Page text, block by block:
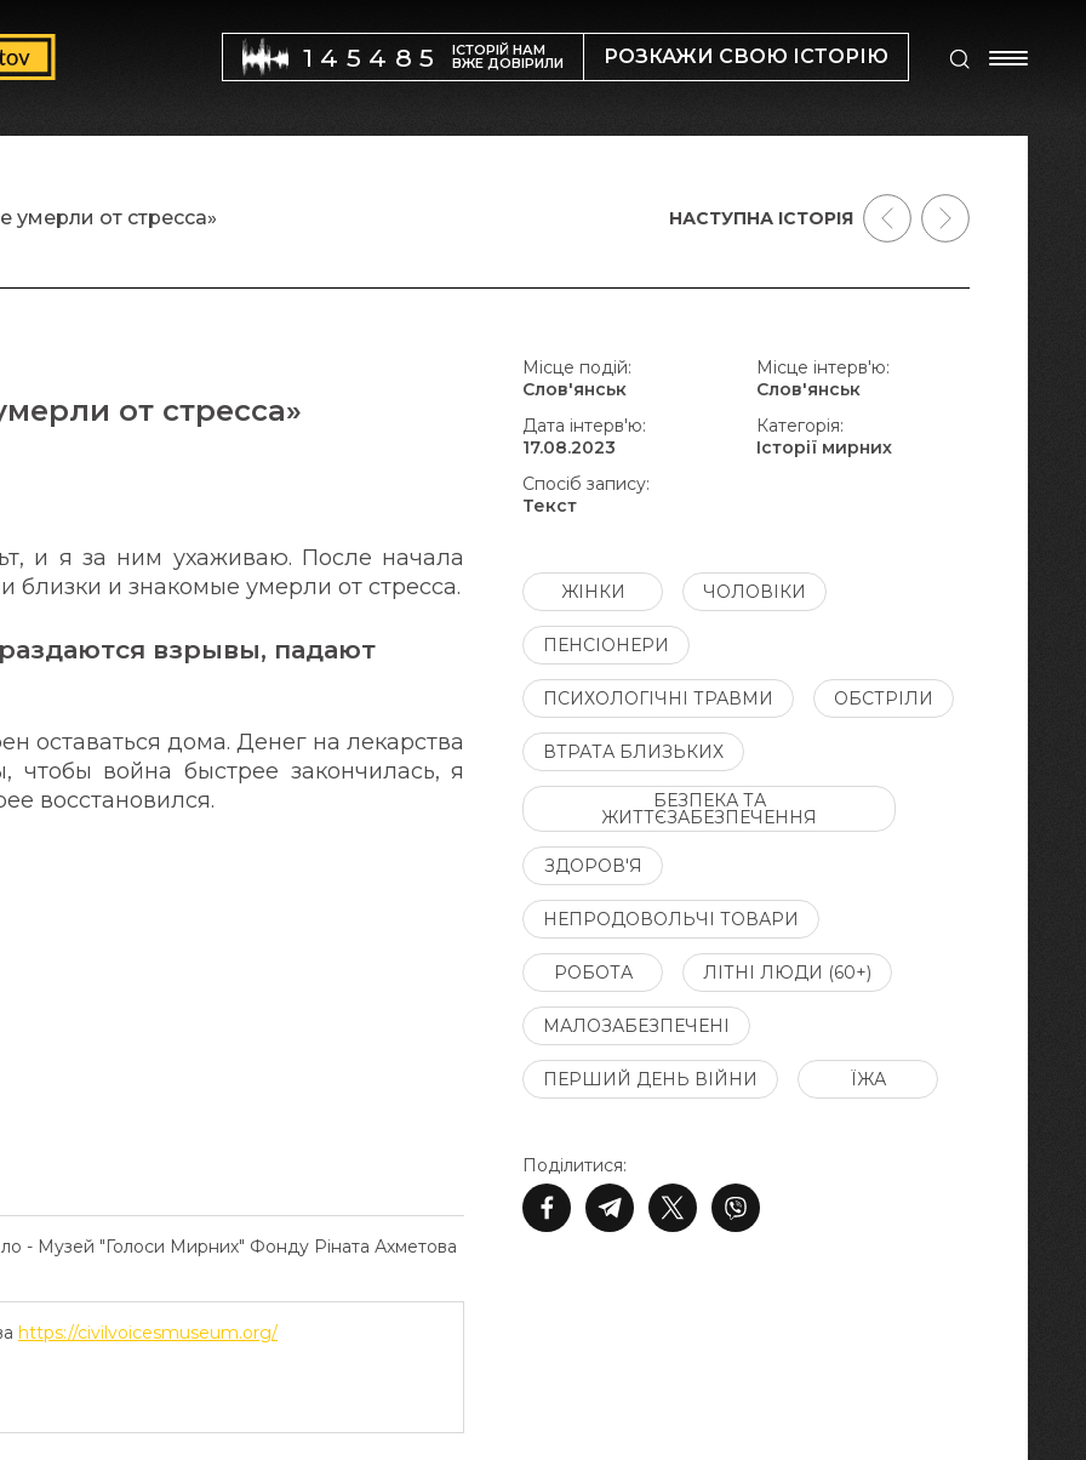
145485 ІСТОРІЙ НАМ
ВЖЕ ДОВІРИЛИ РОЗКАЖИ СВОЮ ІСТОРІЮ
от стресса»
и я за ним ухаживаю. После начала
и знакомые умерли от стресса.
взрывы, падают
оставаться дома. Денег на лекарства
чтобы война быстрее закончилась, я
восстановился.
- Музей "Голоси Мирних" Фонду Ріната Ахметова
https://civilvoicesmuseum.org/
от стресса»
Поділитися:
Місце подій:
Слов'янськ
Місце інтерв'ю:
Слов'янськ
Дата інтерв'ю:
17.08.2023
Категорія:
Історії мирних
Спосіб запису:
Текст
ЖІНКИ ЧОЛОВІКИ
ПЕНСІОНЕРИ
ПСИХОЛОГІЧНІ ТРАВМИ ОБСТРІЛИ
ВТРАТА БЛИЗЬКИХ
БЕЗПЕКА ТА
ЖИТТЄЗАБЕЗПЕЧЕННЯ
ЗДОРОВ'Я
НЕПРОДОВОЛЬЧІ ТОВАРИ
РОБОТА ЛІТНІ ЛЮДИ (60+)
МАЛОЗАБЕЗПЕЧЕНІ
ПЕРШИЙ ДЕНЬ ВІЙНИ ЇЖА
НАСТУПНА ІСТОРІЯ